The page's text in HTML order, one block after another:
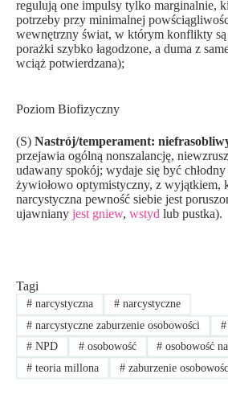
regulują one impulsy tylko marginalnie,
potrzeby przy minimalnej
wewnętrzny świat, w którym konflikty są
porażki szybko łagodzone, a duma z
wciąż potwierdzana);
Poziom Biofizyczny
(S) Nastrój/temperament:
przejawia ogólną nonszalancję,
udawany spokój; wydaje się być
żywiołowo optymistyczny, z wyjątkiem,
narcystyczna pewność siebie jest
ujawniany jest gniew, wstyd lub pustka).
Tagi
#narcystyczna #narcystyczne
#narcystyczne zaburzenie osobowości #
#NPD #osobowość # osobowość
#teoria millona #zaburzenie